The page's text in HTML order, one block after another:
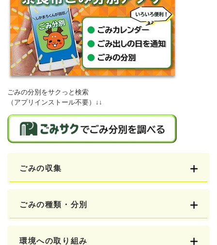
ごみの分別をサクっと検索
（アプリインストール不要）↓↓
ごみの収集
ごみの種類・分別
環境への取り組み